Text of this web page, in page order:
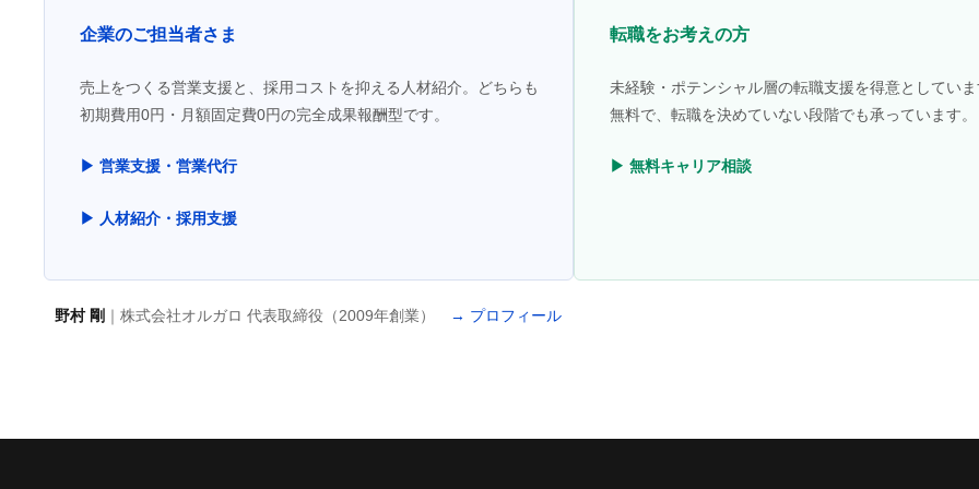
企業のご担当者さま
売上をつくる営業支援と、採用コストを抑える人材紹介。どちらも
初期費用0円・月額固定費0円の完全成果報酬型です。
▶ 営業支援・営業代行
▶ 人材紹介・採用支援
転職をお考えの方
未経験・ポテンシャル層の転職支援を得意としてい
無料で、転職を決めていない段階でも承っています。
▶ 無料キャリア相談
野村 剛 ｜株式会社オルガロ 代表取締役（2009年創業） → プロフィール